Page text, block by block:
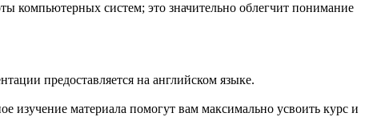
систем; это значительно облегчит понимание
предоставляется на английском языке.
изучение материала помогут вам максимально усвоить курс и